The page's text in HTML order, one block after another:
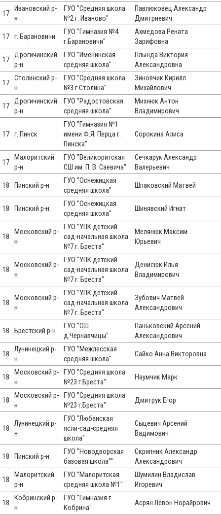
17
Ивановский р-
н
ГУО "Средняя школа
№2 г. Иваново"
Павлюковец Александр
Дмитриевич
17 г. Барановичи
ГУО "Гимназия №4
г.Барановичи"
Ахмедова Рената
Зарифовна
17
Дрогичинский
р-н
ГУО "Именинская
средняя школа"
Плында Виктория
Александровна
17
Столинский р-
н
ГУО "Средняя школа
№3 г.Столина"
Зиновчик Кирилл
Михайлович
17
Дрогичинский
р-н
ГУО "Радостовская
средняя школа"
Михнюк Антон
Владимирович
17 г. Пинск
ГУО "Гимназия №1
имени Ф.Я. Перца г.
Пинска"
Сорокина Алиса
17
Малоритский
р-н
ГУО "Великоритская
СШ им. П. В. Саевича"
Сечкарук Александр
Валерьевич
18 Пинский р-н
ГУО "Оснежицкая
средняя школа"
Шпаковский Матвей
18 Пинский р-н
ГУО "Оснежицкая
средняя школа"
Шинявский Игнат
18
Московский р-
н
ГУО "УПК детский
сад-начальная школа
№7 г. Бреста"
Мелянюк Максим
Юрьевич
18
Московский р-
н
ГУО "УПК детский
сад-начальная школа
№7 г. Бреста"
Денисюк Илья
Владимирович
18
Московский р-
н
ГУО "УПК детский
сад-начальная школа
№7 г. Бреста"
Зубович Матвей
Александрович
18 Брестский р-н
ГУО "СШ
д.Чернавчицы"
Паньковский Арсений
Александрович
18
Лунинецкий р-
н
ГУО "Межлесская
средняя школа"
Сайко Анна Викторовна
18
Московский р-
н
ГУО "Средняя школа
№23 г.Бреста"
Наумчик Марк
18
Московский р-
н
ГУО "Средняя школа
№23 г.Бреста"
Дмитрук Егор
18
Лунинецкий р-
н
ГУО "Любанская
ясли-сад-средняя
школа"
Сыцевич Арсений
Вадимович
18 Пинский р-н
ГУО "Новодворская
базовая школа""
Скрипник Александр
Александрович
18
Малоритский
р-н
ГУО "Малоритская
средняя школа №1"
Шумилин Владислав
Игоревич
18
Кобринский р-
н
ГУО "Гимназия г.
Кобрина"
Асрян Левон Норайрович